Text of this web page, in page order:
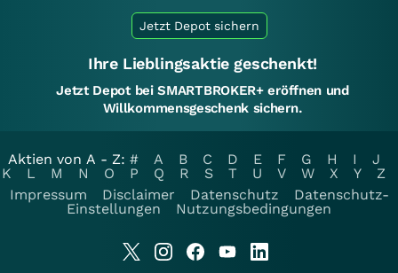
Jetzt Depot sichern
Ihre Lieblingsaktie geschenkt!
Jetzt Depot bei SMARTBROKER+ eröffnen und
Willkommensgeschenk sichern.
Aktien von A - Z: # A B C D E F G H I
J
K
L M N O P Q R S T U V W X Y
Z
Impressum
Disclaimer Datenschutz
Datenschutz-
Einstellungen
Nutzungsbedingungen